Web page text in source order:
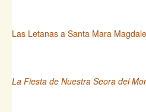
Las Letanas a Santa Mara
La Fiesta de Nuestra Seora del